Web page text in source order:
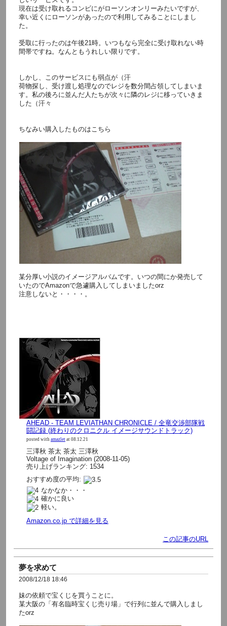
現在は受け取れるコンビにがローソンオンリーみたいですが、
幸い近くにローソンがあったので利用してみることにしまし
た。
受取に行ったのは午後21時。いつもなら完全に受け取れない時
間帯ですね。なんともうれしい限りです。
しかし、このサービスにも弱点が（汗
荷物探し、受け渡し処理なのでレジを数分間占領してしまいま
す。私の後ろに並んだ人たちが次々に隣のレジに移っていきま
した（汗々
ちなみい購入したものはこちら
某分厚い小説のイメージアルバムです。いつの間にか発売して
いたのでAmazonで急遽購入してしまいましたorz
注意しないと・・・・。
AHEAD - TEAM LEVIATHAN CHRONICLE / 全竜交渉部隊戦
闘記録 (終わりのクロニクル イメージサウンドトラック)
posted with amazletat 08.12.21
三澤秋 茶太 茶太 三澤秋
Voltage of Imagination (2008-11-05)
売り上げランキング: 1534
おすすめ度の平均:
なかなか・・・
確かに良い
軽い。
Amazon.co.jp で詳細を見る
この記事のURL
夢を求めて
2008/12/18 18:46
妹の依頼で宝くじを買うことに。
某大阪の「有名臨時宝くじ売り場」で行列に並んで購入しまし
たorz